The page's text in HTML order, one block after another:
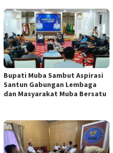
Bupati Muba Sambut Aspirasi
Santun Gabungan Lembaga
dan Masyarakat Muba Bersatu